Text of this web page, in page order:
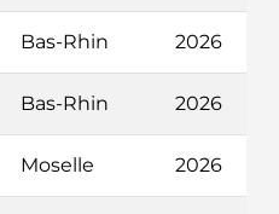
Bas-Rhin 2026
Bas-Rhin 2026
Moselle 2026